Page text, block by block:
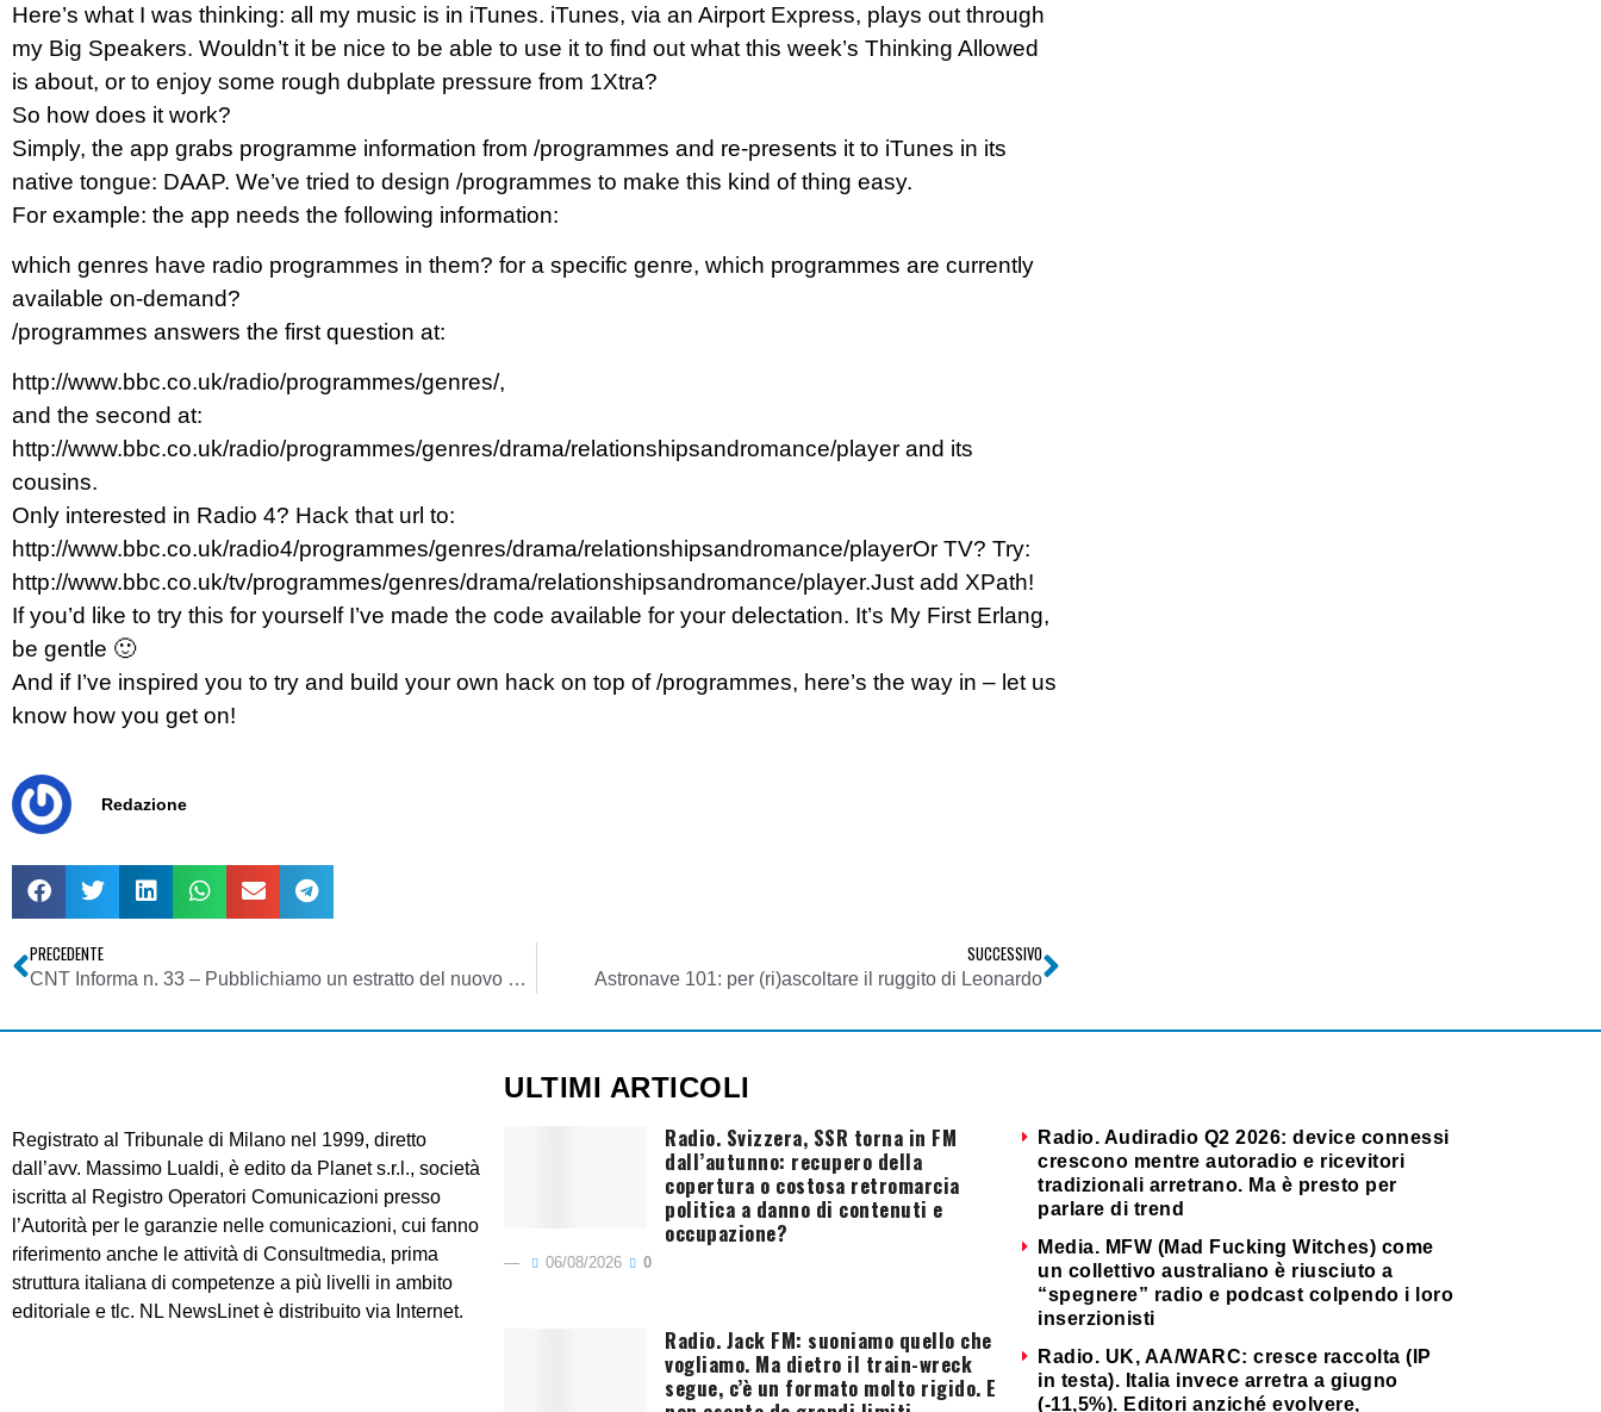
Here’s what I was thinking: all my music is in iTunes. iTunes, via an Airport Express, plays out through
my Big Speakers. Wouldn’t it be nice to be able to use it to find out what this week’s Thinking Allowed
is about, or to enjoy some rough dubplate pressure from 1Xtra?
So how does it work?
Simply, the app grabs programme information from /programmes and re-presents it to iTunes in its
native tongue: DAAP. We’ve tried to design /programmes to make this kind of thing easy.
For example: the app needs the following information:
which genres have radio programmes in them? for a specific genre, which programmes are currently
available on-demand?
/programmes answers the first question at:
http://www.bbc.co.uk/radio/programmes/genres/,
and the second at:
http://www.bbc.co.uk/radio/programmes/genres/drama/relationshipsandromance/player and its
cousins.
Only interested in Radio 4? Hack that url to:
http://www.bbc.co.uk/radio4/programmes/genres/drama/relationshipsandromance/playerOr TV? Try:
http://www.bbc.co.uk/tv/programmes/genres/drama/relationshipsandromance/player.Just add XPath!
If you’d like to try this for yourself I’ve made the code available for your delectation. It’s My First Erlang,
be gentle 🙂
And if I’ve inspired you to try and build your own hack on top of /programmes, here’s the way in – let us
know how you get on!
Redazione
PRECEDENTE
CNT Informa n. 33 – Pubblichiamo un estratto del nuovo numero del bollettino del Coordinamento Nazionale Televisioni
SUCCESSIVO
Astronave 101: per (ri)ascoltare il ruggito di Leonardo
Registrato al Tribunale di Milano nel 1999, diretto
dall’avv. Massimo Lualdi, è edito da Planet s.r.l., società
iscritta al Registro Operatori Comunicazioni presso
l’Autorità per le garanzie nelle comunicazioni, cui fanno
riferimento anche le attività di Consultmedia, prima
struttura italiana di competenze a più livelli in ambito
editoriale e tlc. NL NewsLinet è distribuito via Internet.
ULTIMI ARTICOLI
Radio. Svizzera, SSR torna in FM
dall’autunno: recupero della
copertura o costosa retromarcia
politica a danno di contenuti e
occupazione?
06/08/2026 0
Radio. Jack FM: suoniamo quello che
vogliamo. Ma dietro il train-wreck
segue, c’è un formato molto rigido. E
Radio. Audiradio Q2 2026: device connessi
crescono mentre autoradio e ricevitori
tradizionali arretrano. Ma è presto per
parlare di trend
Media. MFW (Mad Fucking Witches) come
un collettivo australiano è riusciuto a
“spegnere” radio e podcast colpendo i loro
inserzionisti
Radio. UK, AA/WARC: cresce raccolta (IP
in testa). Italia invece arretra a giugno
(-11,5%). Editori anziché evolvere,